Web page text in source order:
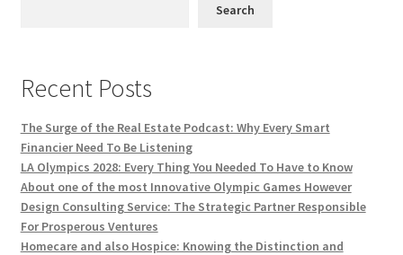
Search
Recent Posts
The Surge of the Real Estate Podcast: Why Every Smart
Financier Need To Be Listening
LA Olympics 2028: Every Thing You Needed To Have to Know
About one of the most Innovative Olympic Games However
Design Consulting Service: The Strategic Partner Responsible
For Prosperous Ventures
Homecare and also Hospice: Knowing the Distinction and